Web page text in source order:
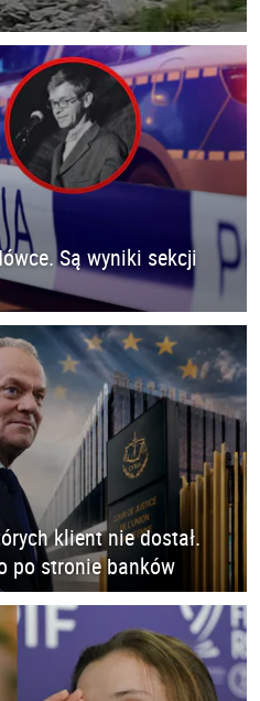
Są wyniki sekcji
klient nie dostał.
po stronie banków